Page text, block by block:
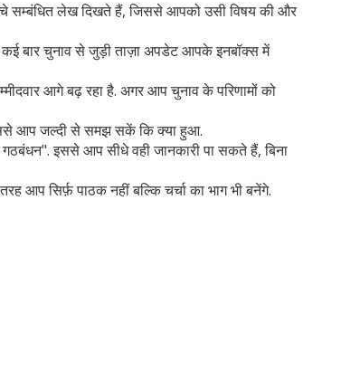
सम्बंधित लेखदिखते हैं, जिससे आपको उसी विषय की और
कई बार चुनाव से जुड़ी ताज़ा अपडेट आपके इनबॉक्स में
आगे बढ़ रहा है. अगर आप चुनाव के परिणामों को
आप जल्दी से समझ सकें कि क्या हुआ.
गठबंधन". इससे आप सीधे वही जानकारी पा सकते हैं, बिना
आप सिर्फ़ पाठक नहीं बल्कि चर्चा का भाग भी बनेंगे.